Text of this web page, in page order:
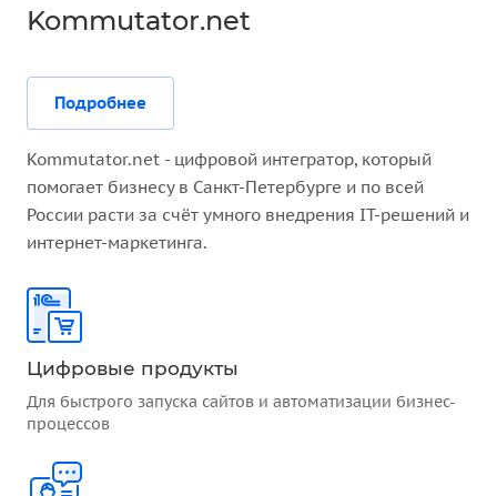
Kommutator.net
Подробнее
Kommutator.net - цифровой интегратор, который
помогает бизнесу в Санкт-Петербурге и по всей
России расти за счёт умного внедрения IT-решений и
интернет-маркетинга.
Цифровые продукты
Для быстрого запуска сайтов и автоматизации бизнес-
процессов